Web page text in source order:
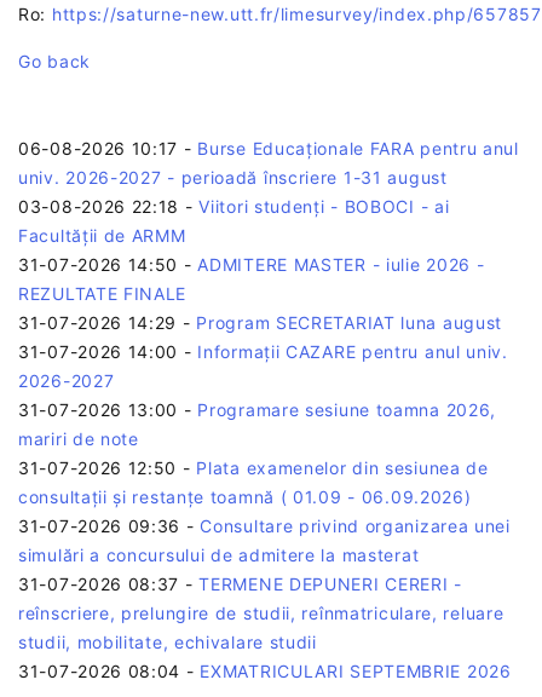
Ro: https://saturne-new.utt.fr/limesurvey/index.php/
Go back
06-08-2026 10:17 - Burse Educaționale FARA pentru anul
univ. 2026-2027 - perioadă înscriere 1-31 august
03-08-2026 22:18 -Viitori studenți - BOBOCI - ai
Facultății de ARMM
31-07-2026 14:50 - ADMITERE MASTER - iulie 2026 -
REZULTATE FINALE
31-07-2026 14:29 - Program SECRETARIAT luna august
31-07-2026 14:00 - Informații CAZARE pentru anul univ.
2026-2027
31-07-2026 13:00 - Programare sesiune toamna 2026,
mariri de note
31-07-2026 12:50 - Plata examenelor din sesiunea de
consultații și restanțe toamnă ( 01.09 - 06.09.2026)
31-07-2026 09:36 - Consultare privind organizarea unei
simulări a concursului de admitere la masterat
31-07-2026 08:37 -TERMENE DEPUNERI CERERI -
reînscriere, prelungire de studii, reînmatriculare, reluare
studii, mobilitate, echivalare studii
31-07-2026 08:04 - EXMATRICULARI SEPTEMBRIE 2026